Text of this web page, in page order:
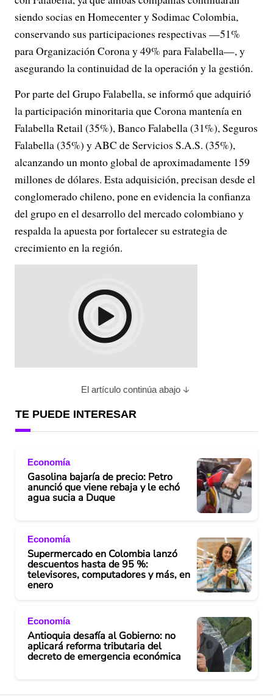
siendo socias en Homecenter y Sodimac Colombia,
conservando sus participaciones respectivas —51%
para Organización Corona y 49% para Falabella—, y
asegurando la continuidad de la operación y la gestión.
Por parte del Grupo Falabella, se informó que adquirió
la participación minoritaria que Corona mantenía en
Falabella Retail (35%), Banco Falabella (31%), Seguros
Falabella (35%) y ABC de Servicios S.A.S. (35%),
alcanzando un monto global de aproximadamente 159
millones de dólares. Esta adquisición, precisan desde el
conglomerado chileno, pone en evidencia la confianza
del grupo en el desarrollo del mercado colombiano y
respalda la apuesta por fortalecer su estrategia de
crecimiento en la región.
El artículo continúa abajo
TE PUEDE INTERESAR
Economía
Gasolina bajaría de precio: Petro
anunció que viene rebaja y le echó
agua sucia a Duque
Economía
Supermercado en Colombia lanzó
descuentos hasta de 95 %:
televisores, computadores y más, en
enero
Economía
Antioquia desafía al Gobierno: no
aplicará reforma tributaria del
decreto de emergencia económica